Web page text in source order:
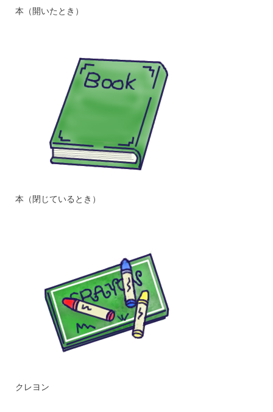
本（開いたとき）
本（閉じているとき）
クレヨン